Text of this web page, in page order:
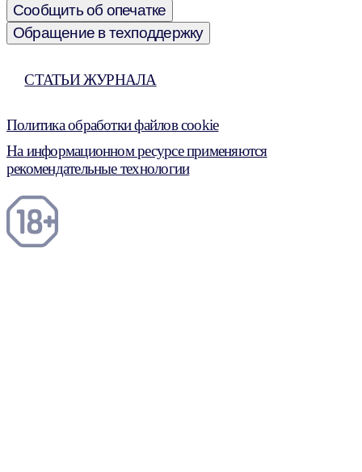
Сообщить об опечатке
Обращение в техподдержку
СТАТЬИ ЖУРНАЛА
Политика обработки файлов cookie
На информационном ресурсе применяются
рекомендательные технологии